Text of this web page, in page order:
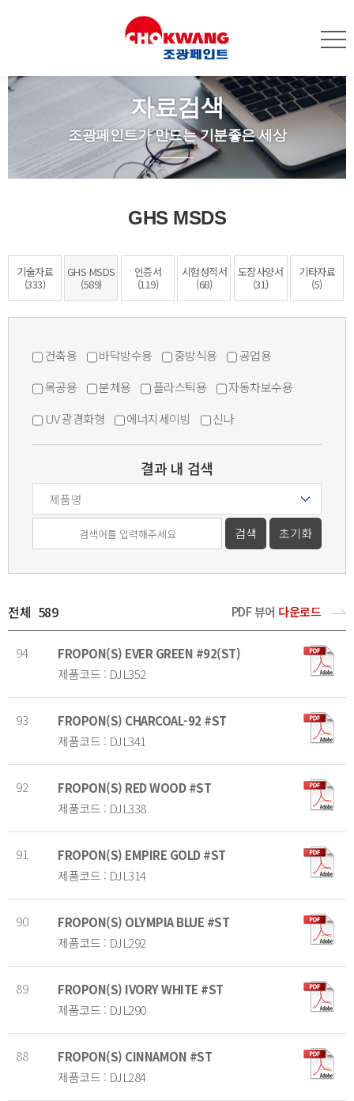
자료검색
조광페인트가 만드는 기분좋은 세상
GHS MSDS
기술자료
(333)
GHS MSDS
(589)
인증서
(119)
시험성적서
(68)
도장사양서
(31)
기타자료
(5)
건축용 바닥방수용 중방식용
공업용
목공용
분체용 플라스틱용
자동차보수용
UV 광경화형
에너지세이빙 신나
결과 내 검색
전체 589 PDF 뷰어 다운로드
94
FROPON(S) EVER GREEN #92(ST)
제품코드 : DJL352
93
FROPON(S) CHARCOAL-92 #ST
제품코드 : DJL341
92
FROPON(S) RED WOOD #ST
제품코드 : DJL338
91
FROPON(S) EMPIRE GOLD #ST
제품코드 : DJL314
90
FROPON(S) OLYMPIA BLUE #ST
제품코드 : DJL292
89
FROPON(S) IVORY WHITE #ST
제품코드 : DJL290
88
FROPON(S) CINNAMON #ST
제품코드 : DJL284